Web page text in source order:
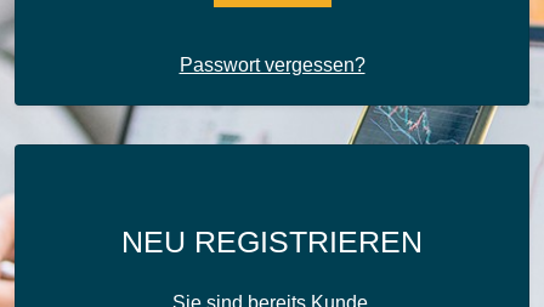
Passwort vergessen?
NEU REGISTRIEREN
Sie sind bereits Kunde,